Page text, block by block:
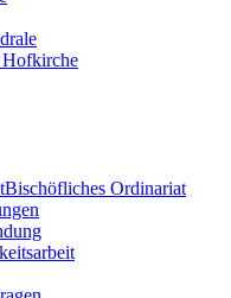
Hofkirche
Bischöfliches Ordinariat